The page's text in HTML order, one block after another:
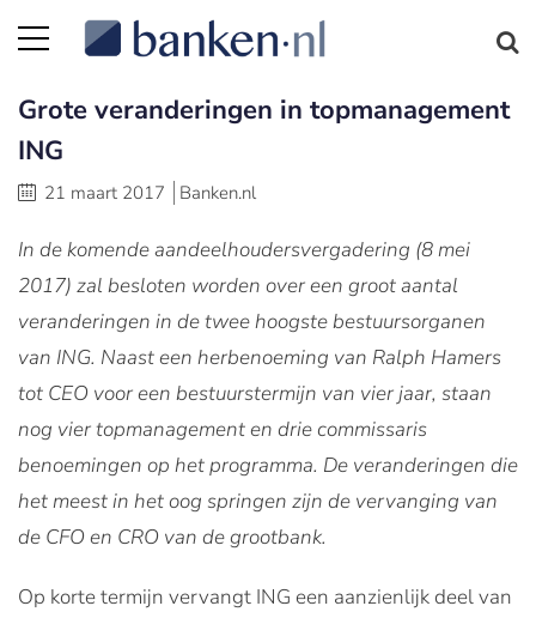
Grote veranderingen in topmanagement
ING
21 maart 2017 Banken.nl
In de komende aandeelhoudersvergadering (8 mei
2017) zal besloten worden over een groot aantal
veranderingen in de twee hoogste bestuursorganen
van ING. Naast een herbenoeming van Ralph Hamers
tot CEO voor een bestuurstermijn van vier jaar, staan
nog vier topmanagement en drie commissaris
benoemingen op het programma. De veranderingen die
het meest in het oog springen zijn de vervanging van
de CFO en CRO van de grootbank.
Op korte termijn vervangt ING een aanzienlijk deel van